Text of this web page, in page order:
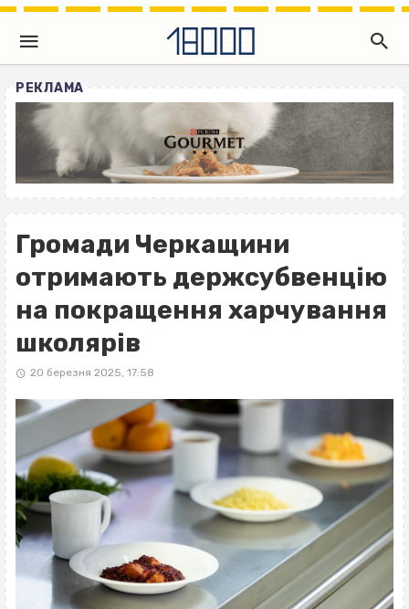
РЕКЛАМА
Громади Черкащини
отримають держсубвенцію
на покращення харчування
школярів
20 березня 2025, 17:58